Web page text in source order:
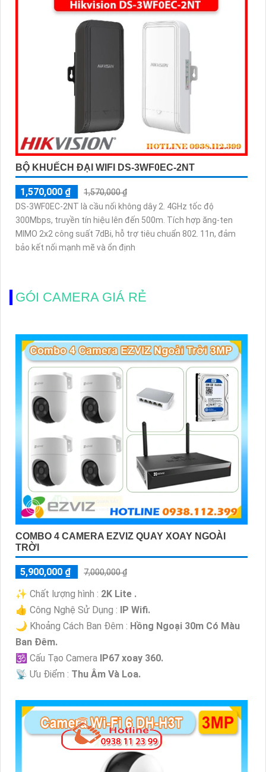
BỘ KHUẾCH ĐẠI WIFI DS-3WF0EC-2NT
1,570,000 ₫
1,570,000 ₫
DS-3WF0EC-2NT là cầu nối không dây 2. 4GHz tốc độ
300Mbps, truyền tín hiệu lên đến 500m. Tích hợp ăng-ten
MIMO 2x2 công suất 7dBi, hỗ trợ tiêu chuẩn 802. 11n, đảm
bảo kết nối mạnh mẽ và ổn định
GÓI CAMERA GIÁ RẺ
COMBO 4 CAMERA EZVIZ QUAY XOAY NGOÀI
TRỜI
5,900,000 ₫ 7,000,000 ₫
✨ Chất lượng hình : 2K Lite .
👍 Công Nghệ Sử Dụng : IP Wifi.
🌙 Khoảng Cách Ban Đêm : Hồng Ngoại 30m Có Màu
Ban Ðêm.
🕉️ Cấu Tạo Camera IP67 xoay 360.
️📡 Ưu Điểm : Thu Âm Và Loa.